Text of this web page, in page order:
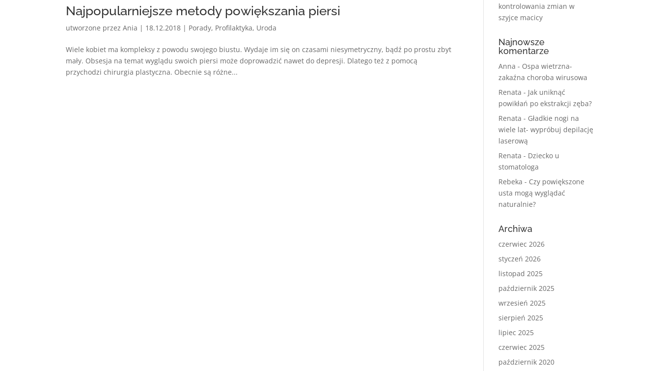
Najpopularniejsze metody powiększania piersi
utworzone przezAnia | 18.12.2018 | Porady, Profilaktyka, Uroda
Wiele kobiet ma kompleksy z powodu swojego biustu. Wydaje im się on czasami niesymetryczny, bądź po prostu zbyt
mały. Obsesja na temat wyglądu swoich piersi może doprowadzić nawet do depresji. Dlatego też z pomocą
przychodzi chirurgia plastyczna. Obecnie są różne...
kontrolowania zmian w
szyjce macicy
Najnowsze
komentarze
Anna - Ospa wietrzna-
zakaźna choroba wirusowa
Renata - Jak uniknąć
powikłań po ekstrakcji zęba?
Renata - Gładkie nogi na
wiele lat- wypróbuj depilację
laserową
Renata - Dziecko u
stomatologa
Rebeka - Czy powiększone
usta mogą wyglądać
naturalnie?
Archiwa
czerwiec 2026
styczeń 2026
listopad 2025
październik 2025
wrzesień 2025
sierpień 2025
lipiec 2025
czerwiec 2025
październik 2020